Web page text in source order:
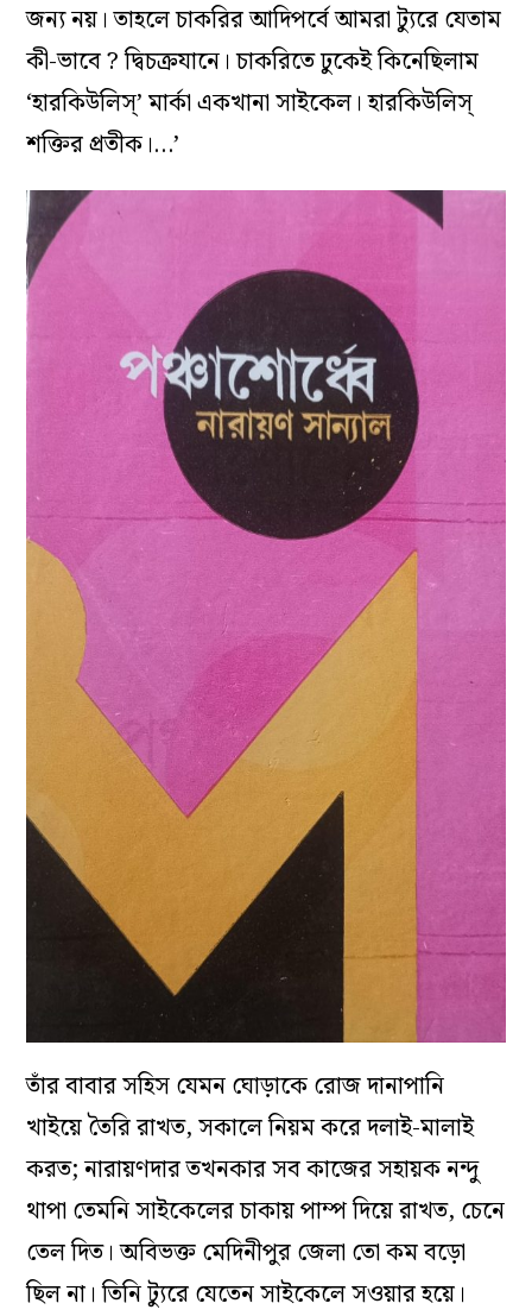
জন্য নয়। তাহলে চাকরির আদিপর্বে আমরা ট্যুরে যেতাম
কী-ভাবে ? দ্বিচক্রযানে। চাকরিতে ঢুকেই কিনেছিলাম
‘হারকিউলিস্’ মার্কা একখানা সাইকেল। হারকিউলিস্
শক্তির প্রতীক।…’
তাঁর বাবার সহিস যেমন ঘোড়াকে রোজ দানাপানি
খাইয়ে তৈরি রাখত, সকালে নিয়ম করে দলাই-মালাই
করত; নারায়ণদার তখনকার সব কাজের সহায়ক নন্দু
থাপা তেমনি সাইকেলের চাকায় পাম্প দিয়ে রাখত, চেনে
তেল দিত। অবিভক্ত মেদিনীপুর জেলা তো কম বড়ো
ছিল না। তিনি ট্যুরে যেতেন সাইকেলে সওয়ার হয়ে।